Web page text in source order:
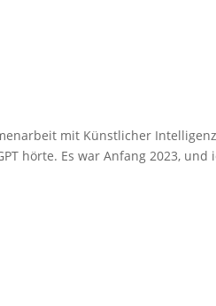
mit Künstlicher
hörte. Es war Anfang 2023, und